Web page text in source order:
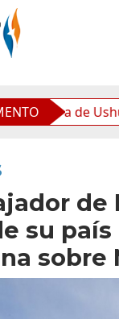
Ushuaia
su
sobre